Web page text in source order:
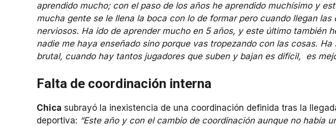
aprendido mucho; con el paso de los años he aprendido muchísimo y
mucha gente se le llena la boca con lo de formar pero cuando llegan las
nerviosos. Ha ido de aprender mucho en 5 años, y este último también
nadie me haya enseñado sino porque vas tropezando con las cosas.
brutal, cuando hay tantos jugadores que suben y bajan es difícil, es
Falta de coordinación interna
Chica subrayó la inexistencia de una coordinación definida tras la
deportiva: “Este año y con el cambio de coordinación aunque no había